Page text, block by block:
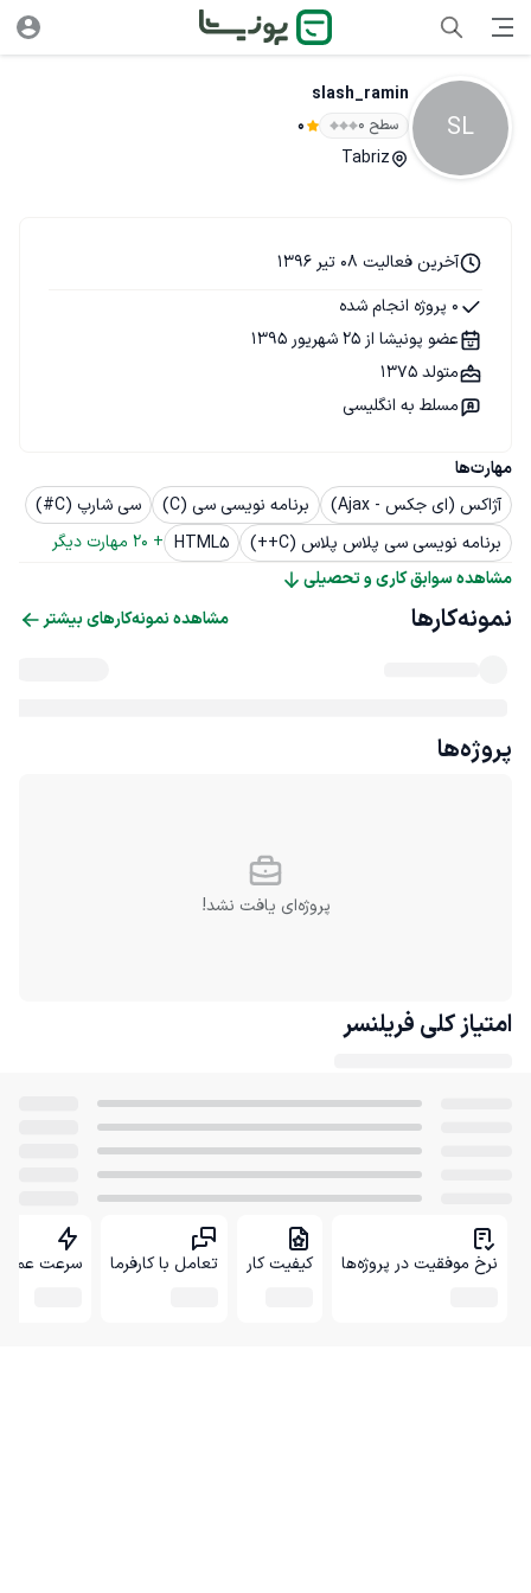
SL
slash_ramin
سطح ۰ 0
Tabriz
مهارت‌ها
آژاکس (ای جکس - Ajax)
برنامه نویسی سی (C)
سی شارپ (C#)
برنامه نویسی سی پلاس پلاس (C++)
HTML5
+
20 مهارت دیگر
مشاهده سوابق کاری و تحصیلی
آخرین فعالیت 08 تیر 1396
0 پروژه انجام شده
عضو پونیشا از 25 شهریور 1395
متولد 1375
مسلط به انگلیسی
نمونه‌کارها مشاهده نمونه‌کارهای بیشتر
پروژه‌ها
پروژه‌ای یافت نشد!
امتیاز کلی فریلنسر
نرخ موفقیت در پروژه‌ها کیفیت کار تعامل با کارفرما سرعت عمل